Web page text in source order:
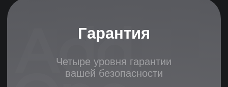
Профильная экспертиза
Попробуйте 3
дня бесплатно
FREE